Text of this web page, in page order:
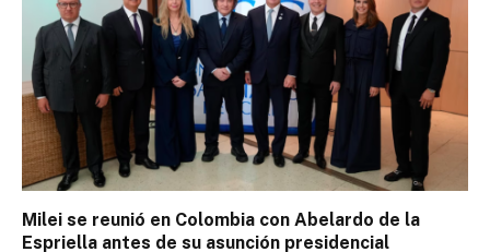
Milei se reunió en Colombia con Abelardo de la
Espriella antes de su asunción presidencial